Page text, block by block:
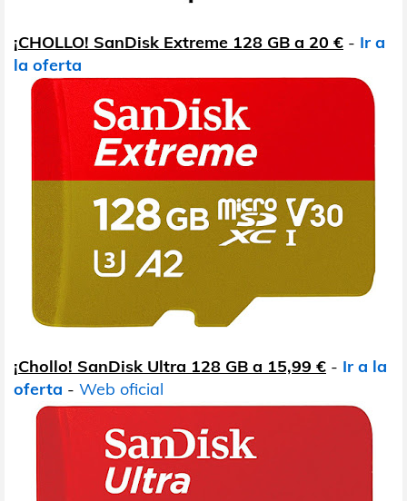
¡CHOLLO! SanDisk Extreme 128 GB a 20 € - Ir a
la oferta
¡Chollo! SanDisk Ultra 128 GB a 15,99 € - Ir a la
oferta - Web oficial